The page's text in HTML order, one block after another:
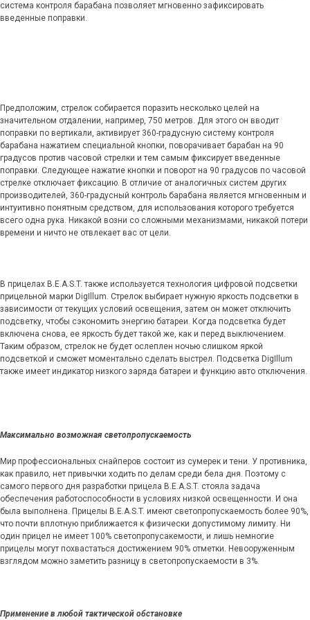
система контроля барабана позволяет мгновенно зафиксировать
введенные поправки.
Предположим, стрелок собирается поразить несколько целей на
значительном отдалении, например, 750 метров. Для этого он вводит
поправки по вертикали, активирует 360-градусную систему контроля
барабана нажатием специальной кнопки, поворачивает барабан на 90
градусов против часовой стрелки и тем самым фиксирует введенные
поправки. Следующее нажатие кнопки и поворот на 90 градусов по часовой
стрелке отключает фиксацию. В отличие от аналогичных систем других
производителей, 360-градусный контроль барабана является мгновенным и
интуитивно понятным средством, для использования которого требуется
всего одна рука. Никакой возни со сложными механизмами, никакой потери
времени и ничто не отвлекает вас от цели.
В прицелах B.E.A.S.T. также используется технология цифровой подсветки
прицельной марки DigIllum. Стрелок выбирает нужную яркость подсветки в
зависимости от текущих условий освещения, затем он может отключить
подсветку, чтобы сэкономить энергию батареи. Когда подсветка будет
включена снова, ее яркость будет такой же, как и перед выключением.
Таким образом, стрелок не будет ослеплен ночью слишком яркой
подсветкой и сможет моментально сделать выстрел. Подсветка DigIllum
также имеет индикатор низкого заряда батареи и функцию авто отключения.
Максимально возможная светопропускаемость
Мир профессиональных снайперов состоит из сумерек и тени. У противника,
как правило, нет привычки ходить по делам среди бела дня. Поэтому с
самого первого дня разработки прицела B.E.A.S.T. стояла задача
обеспечения работоспособности в условиях низкой освещенности. И она
была выполнена. Прицелы B.E.A.S.T. имеют светопропускаемость более 90%,
что почти вплотную приближается к физически допустимому лимиту. Ни
один прицел не имеет 100% светопропусакемости, и лишь немногие
прицелы могут похвастаться достижением 90% отметки. Невооруженным
взглядом можно заметить разницу в светопропускаемости в 3%.
Применение в любой тактической обстановке